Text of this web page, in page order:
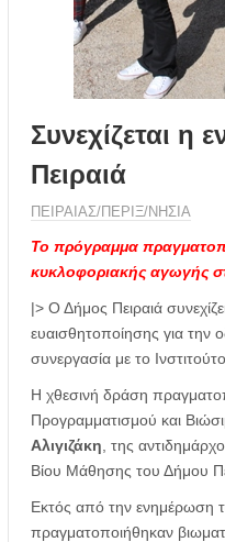
Συνεχίζεται η
Πειραιά
ΠΕΙΡΑΙΑΣ/ΠΕΡΙΞ/ΝΗΣΙΑ
Το πρόγραμμα
κυκλοφοριακής αγωγής
|> Ο Δήμος Πειραιά
ευαισθητοποίησης για την
συνεργασία με το
Η χθεσινή δράση
Προγραμματισμού και
Αλιγιζάκη , της
Βίου Μάθησης του Δήμου
Εκτός από την ενημέρωση
πραγματοποιήθηκαν